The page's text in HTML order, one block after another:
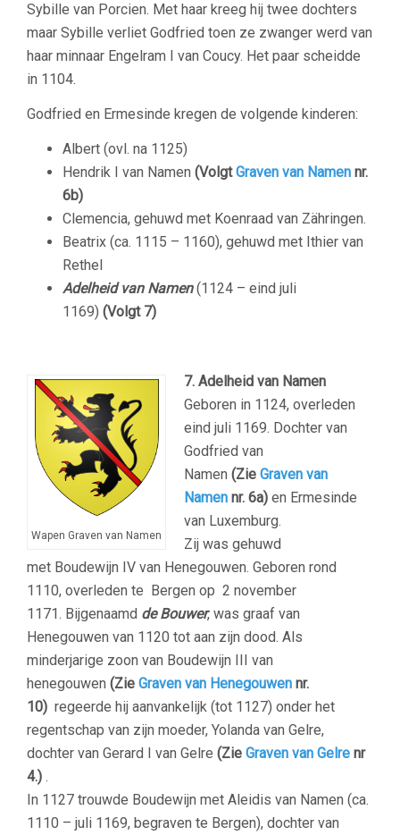
Sybille van Porcien. Met haar kreeg hij twee dochters
maar Sybille verliet Godfried toen ze zwanger werd van
haar minnaar Engelram I van Coucy. Het paar scheidde
in 1104.
Godfried en Ermesinde kregen de volgende kinderen:
Albert (ovl. na 1125)
Hendrik I van Namen (VolgtGraven van Namen nr.
6b)
Clemencia, gehuwd met Koenraad van Zähringen.
Beatrix (ca. 1115 – 1160), gehuwd met Ithier van
Rethel
Adelheid van Namen(1124 – eind juli
1169) (Volgt 7)
Wapen Graven van Namen
7. Adelheid van Namen
Geboren in 1124, overleden
eind juli 1169. Dochter van
Godfried van
Namen (Zie Graven van
Namen nr. 6a) en Ermesinde
van Luxemburg.
Zij was gehuwd
met Boudewijn IV van Henegouwen. Geboren rond
1110, overleden te Bergen op 2 november
1171. Bijgenaamd de Bouwer, was graaf van
Henegouwen van 1120 tot aan zijn dood. Als
minderjarige zoon van Boudewijn III van
henegouwen (Zie Graven van Henegouwen nr.
10) regeerde hij aanvankelijk (tot 1127) onder het
regentschap van zijn moeder, Yolanda van Gelre,
dochter van Gerard I van Gelre (Zie Graven van Gelre nr
4.) .
In 1127 trouwde Boudewijn met Aleidis van Namen (ca.
1110 – juli 1169, begraven te Bergen), dochter van